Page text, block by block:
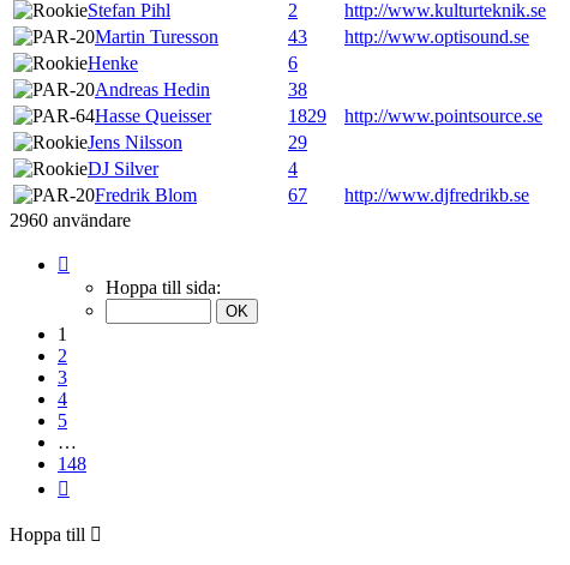
Stefan Pihl
2 http://www.kulturteknik.se
Martin Turesson
43 http://www.optisound.se
Henke
6
Andreas Hedin
38
Hasse Queisser
1829 http://www.pointsource.se
Jens Nilsson
29
DJ Silver
4
Fredrik Blom
67 http://www.djfredrikb.se
2960 användare
Hoppa till sida:
1
2
3
4
5
…
148
Hoppa till